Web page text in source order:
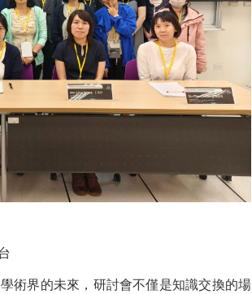
術界的未來，研討會不僅是知識交換的場